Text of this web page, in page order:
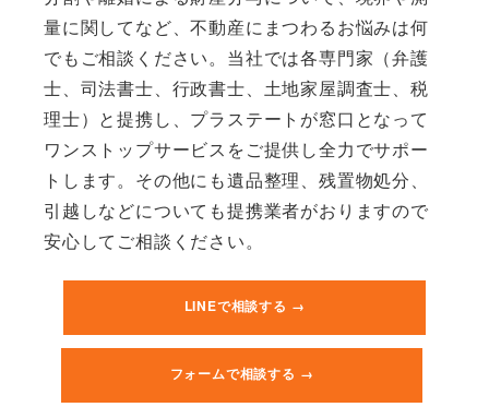
量に関してなど、不動産にまつわるお悩みは何
でもご相談ください。当社では各専門家（弁護
士、司法書士、行政書士、土地家屋調査士、税
理士）と提携し、プラステートが窓口となって
ワンストップサービスをご提供し全力でサポー
トします。その他にも遺品整理、残置物処分、
引越しなどについても提携業者がおりますので
安心してご相談ください。
LINEで相談する →
フォームで相談する →